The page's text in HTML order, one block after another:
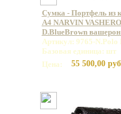
Сумка - Портфель из
А4 NARVIN
D.BlueBrown
Артикул: 9765-N.Polo
Базовая единица: шт
Цена:
55 500,00